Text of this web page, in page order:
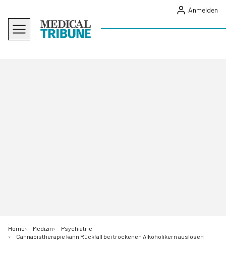
Anmelden
Home Medizin
Psychiatrie
Cannabistherapie kann Rückfall bei trockenen Alkoholikern auslösen